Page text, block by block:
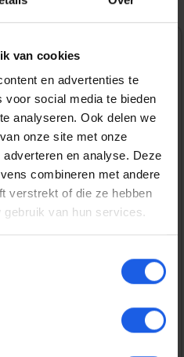
van cookies
en advertenties te
voor social media te bieden
analyseren. Ook delen we
onze site met onze
en analyse. Deze
combineren met andere
verstrekt of die ze hebben
van hun services.